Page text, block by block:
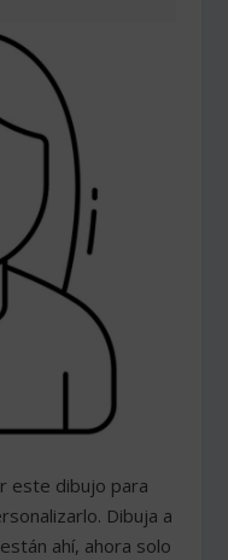
este dibujo para
Dibuja a
ahí, ahora solo